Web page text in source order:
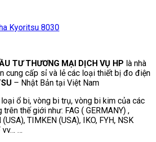
Kyoritsu 8030
TƯ THƯƠNG MẠI DỊCH VỤ HP là nhà
cung cấp sỉ và lẻ các loại thiết bị đo điện
– Nhật Bản tại Việt Nam
ổ bi, vòng bi trụ, vòng bi kim của các
trên thế giới như: FAG ( GERMANY) ,
(USA), TIMKEN (USA), IKO, FYH, NSK
vv… …